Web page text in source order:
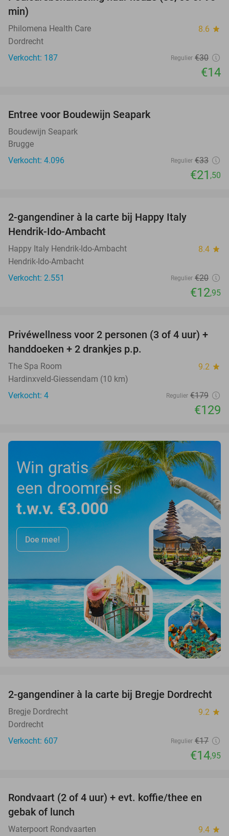
min)
Philomena Health Care 8.6 star
Dordrecht
Verkocht: 187
Regulier €30
€14
Entree voor Boudewijn Seapark
Boudewijn Seapark
Brugge
Verkocht: 4.096
Regulier €33
€21 ,50
2-gangendiner à la carte bij Happy Italy
Hendrik-Ido-Ambacht
Happy Italy Hendrik-Ido-Ambacht 8.4 star
Hendrik-Ido-Ambacht
Verkocht: 2.551
Regulier €20
€12,95
28%
Privéwellness voor 2 personen (3 of 4 uur) +
handdoeken + 2 drankjes p.p.
The Spa Room 9.2 star
Hardinxveld-Giessendam (10 km)
Verkocht: 4
Regulier €179
€129
Win gratis
een droomreis
t.w.v. €3.000
Doe mee!
12%
2-gangendiner à la carte bij Bregje Dordrecht
Bregje Dordrecht 9.2 star
Dordrecht
Verkocht: 607
Regulier €17
€14,95
61%
Rondvaart (2 of 4 uur) + evt. koffie/thee en
gebak of lunch
Waterpoort Rondvaarten 9.4 star